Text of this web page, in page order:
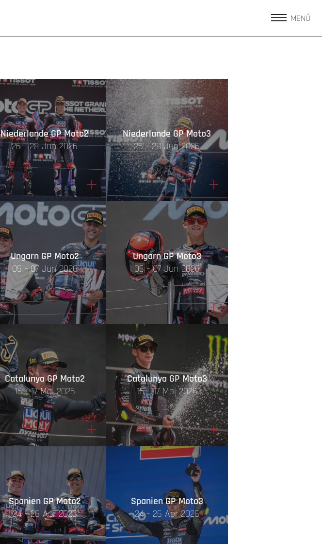
MENÜ
Niederlande GP Moto2
26 - 28 Jun 2026
+
Niederlande GP Moto3
26 - 28 Jun 2026
+
Ungarn GP Moto2
05 - 07 Jun 2026
+
Ungarn GP Moto3
05 - 07 Jun 2026
+
Catalunya GP Moto2
15 - 17 Mai 2026
+
Catalunya GP Moto3
15 - 17 Mai 2026
+
Spanien GP Moto2
24 - 26 Apr 2026
Spanien GP Moto3
24 - 26 Apr 2026